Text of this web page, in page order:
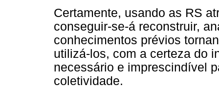
Certamente, usando as RS
conseguir-se-á reconstruir,
conhecimentos prévios
utilizá-los, com a certeza do
necessário e imprescindível
coletividade.